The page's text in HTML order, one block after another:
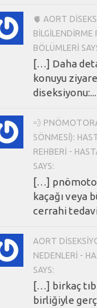
🫀 AORT
BILGILENDIRME
BÖLÜMLERI
[…] Daha
konuyu
diseksiyonu:...
💨
SÖNMESI):
REHBERI -
SAYS:
[…]
kaçağı veya
cerrahi
AORT
NEDENLERI -
SAYS:
[…] birkaç
birliğiyle